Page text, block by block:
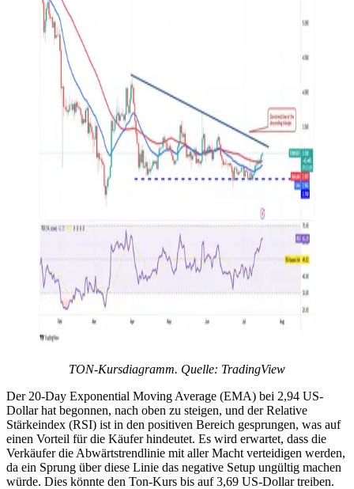
TON-Kursdiagramm. Quelle: TradingView
Der 20-Day Exponential Moving Average (EMA) bei 2,94 US-
Dollar hat begonnen, nach oben zu steigen, und der Relative
Stärkeindex (RSI) ist in den positiven Bereich gesprungen, was auf
einen Vorteil für die Käufer hindeutet. Es wird erwartet, dass die
Verkäufer die Abwärtstrendlinie mit aller Macht verteidigen werden,
da ein Sprung über diese Linie das negative Setup ungültig machen
würde. Dies könnte den Ton-Kurs bis auf 3,69 US-Dollar treiben.